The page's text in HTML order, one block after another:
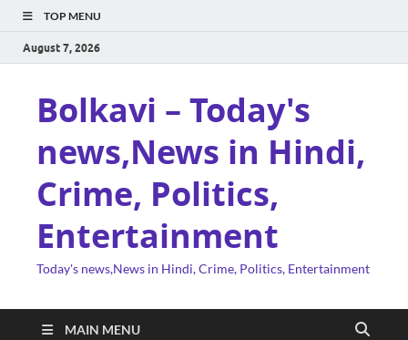
TOP MENU
August 7, 2026
Bolkavi – Today's
news,News in Hindi,
Crime, Politics,
Entertainment
Today's news,News in Hindi, Crime, Politics, Entertainment
MAIN MENU